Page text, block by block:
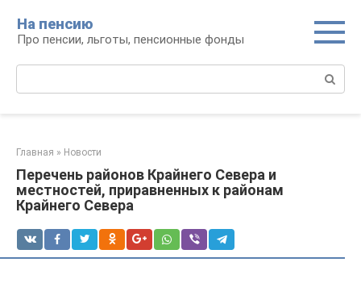
контенту
На пенсию
Про пенсии, льготы, пенсионные фонды
Главная » Новости
Перечень районов Крайнего Севера и
местностей, приравненных к районам
Крайнего Севера